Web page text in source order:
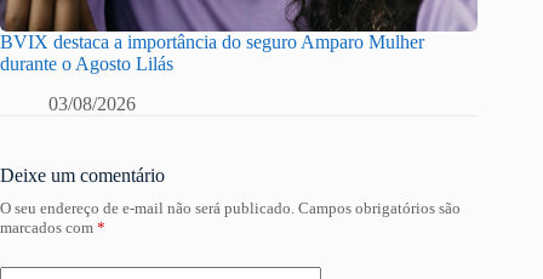
BVIX destaca a importância do seguro Amparo Mulher
durante o Agosto Lilás
03/08/2026
Deixe um comentário
O seu endereço de e-mail não será publicado. Campos obrigatórios são
marcados com *